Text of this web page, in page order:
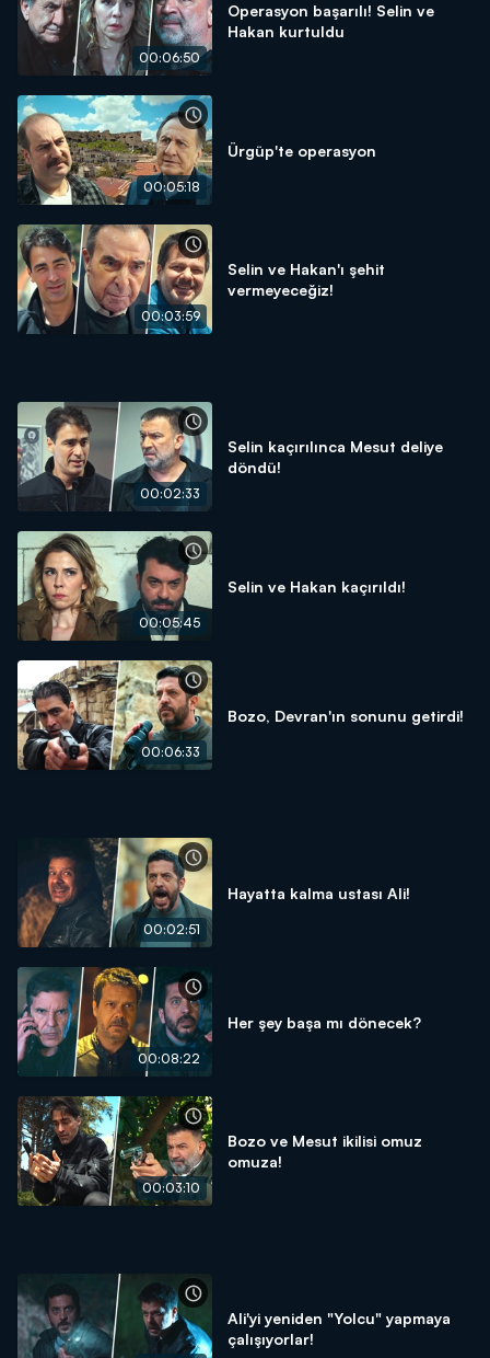
00:06:50
Operasyon başarılı! Selin ve
Hakan kurtuldu
00:05:18
Ürgüp'te operasyon
00:03:59
Selin ve Hakan'ı şehit
vermeyeceğiz!
00:02:33
Selin kaçırılınca Mesut deliye
döndü!
00:05:45
Selin ve Hakan kaçırıldı!
00:06:33
Bozo, Devran'ın sonunu getirdi!
00:02:51
Hayatta kalma ustası Ali!
00:08:22
Her şey başa mı dönecek?
00:03:10
Bozo ve Mesut ikilisi omuz
omuza!
Ali'yi yeniden "Yolcu" yapmaya
çalışıyorlar!